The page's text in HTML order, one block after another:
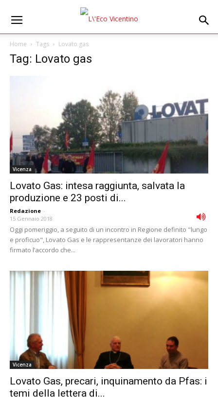
Home Tags Lovato gas
Tag: Lovato gas
Vicenza
Lovato Gas: intesa raggiunta, salvata la
produzione e 23 posti di...
Redazione -
15 Gennaio 2018
Oggi pomeriggio, a seguito di un incontro in Regione definito "lungo
e proficuo", Lovato Gas e le rappresentanze dei lavoratori hanno
firmato l’accordo che...
Vicenza
Lovato Gas, precari, inquinamento da Pfas: i
temi della lettera di...